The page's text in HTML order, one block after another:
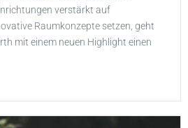
verstärkt auf
Raumkonzepte setzen, geht
mit einem neuen Highlight einen